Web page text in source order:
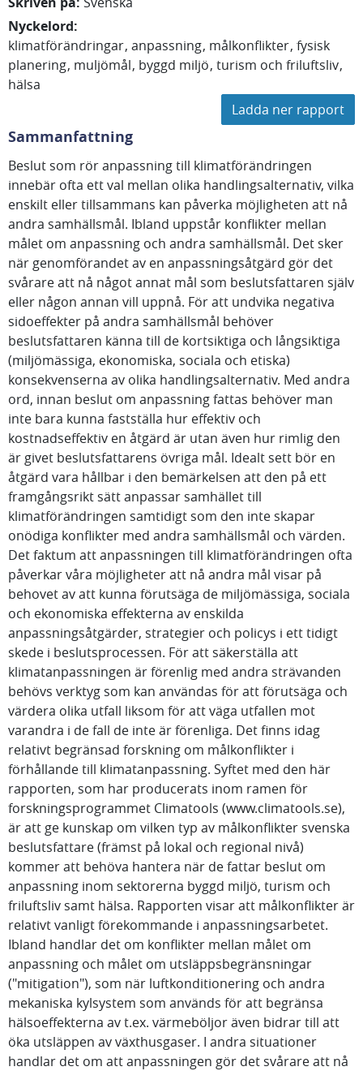
Nyckelord:
klimatförändringar anpassning målkonflikter fysisk
planering muljömål byggd miljö turism och friluftsliv
hälsa
Ladda ner rapport
Sammanfattning
Beslut som rör anpassning till klimatförändringen
innebär ofta ett val mellan olika handlingsalternativ, vilka
enskilt eller tillsammans kan påverka möjligheten att nå
andra samhällsmål. Ibland uppstår konflikter mellan
målet om anpassning och andra samhällsmål. Det sker
när genomförandet av en anpassningsåtgärd gör det
svårare att nå något annat mål som beslutsfattaren själv
eller någon annan vill uppnå. För att undvika negativa
sidoeffekter på andra samhällsmål behöver
beslutsfattaren känna till de kortsiktiga och långsiktiga
(miljömässiga, ekonomiska, sociala och etiska)
konsekvenserna av olika handlingsalternativ. Med andra
ord, innan beslut om anpassning fattas behöver man
inte bara kunna fastställa hur effektiv och
kostnadseffektiv en åtgärd är utan även hur rimlig den
är givet beslutsfattarens övriga mål. Idealt sett bör en
åtgärd vara hållbar i den bemärkelsen att den på ett
framgångsrikt sätt anpassar samhället till
klimatförändringen samtidigt som den inte skapar
onödiga konflikter med andra samhällsmål och värden.
Det faktum att anpassningen till klimatförändringen ofta
påverkar våra möjligheter att nå andra mål visar på
behovet av att kunna förutsäga de miljömässiga, sociala
och ekonomiska effekterna av enskilda
anpassningsåtgärder, strategier och policys i ett tidigt
skede i beslutsprocessen. För att säkerställa att
klimatanpassningen är förenlig med andra strävanden
behövs verktyg som kan användas för att förutsäga och
värdera olika utfall liksom för att väga utfallen mot
varandra i de fall de inte är förenliga. Det finns idag
relativt begränsad forskning om målkonflikter i
förhållande till klimatanpassning. Syftet med den här
rapporten, som har producerats inom ramen för
forskningsprogrammet Climatools (www.climatools.se),
är att ge kunskap om vilken typ av målkonflikter svenska
beslutsfattare (främst på lokal och regional nivå)
kommer att behöva hantera när de fattar beslut om
anpassning inom sektorerna byggd miljö, turism och
friluftsliv samt hälsa. Rapporten visar att målkonflikter är
relativt vanligt förekommande i anpassningsarbetet.
Ibland handlar det om konflikter mellan målet om
anpassning och målet om utsläppsbegränsningar
("mitigation"), som när luftkonditionering och andra
mekaniska kylsystem som används för att begränsa
hälsoeffekterna av t.ex. värmeböljor även bidrar till att
öka utsläppen av växthusgaser. I andra situationer
handlar det om att anpassningen gör det svårare att nå